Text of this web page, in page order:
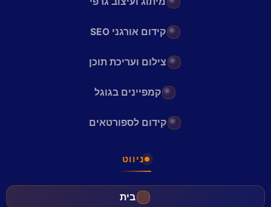
קידום אורגני SEO
צילום ועריכת תוכן
קמפיינים בגוגל
קידום לספורטאים
ניווט
בית